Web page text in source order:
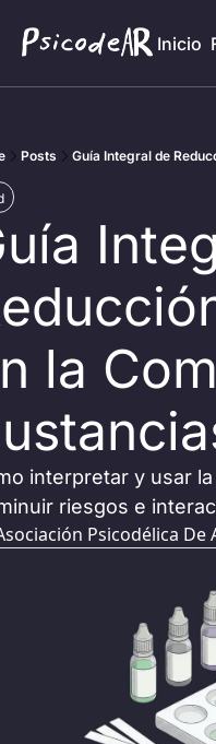
Inicio
Posts Guía Integral de
la
interpretar y usar
riesgos e
Psicodélica De